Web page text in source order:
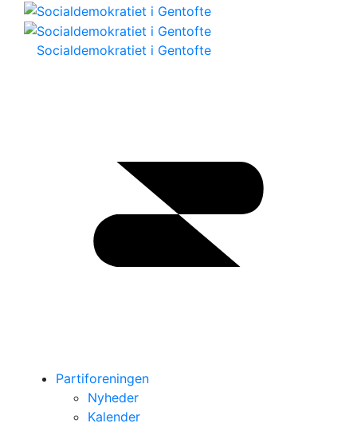
Socialdemokratiet i Gentofte
Partiforeningen
Nyheder
Kalender